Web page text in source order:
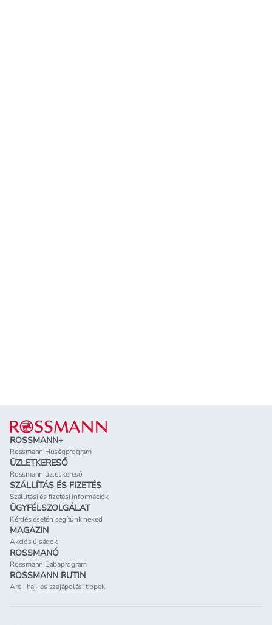
Lábléc
ROSSMANN+
Rossmann Hűségprogram
ÜZLETKERESŐ
Rossmann üzlet kereső
SZÁLLÍTÁS ÉS FIZETÉS
Szállítási és fizetési információk
ÜGYFÉLSZOLGÁLAT
Kérdés esetén segítünk neked
MAGAZIN
Akciós újságok
ROSSMANÓ
Rossmann Babaprogram
ROSSMANN RUTIN
Arc-, haj- és szájápolási tippek